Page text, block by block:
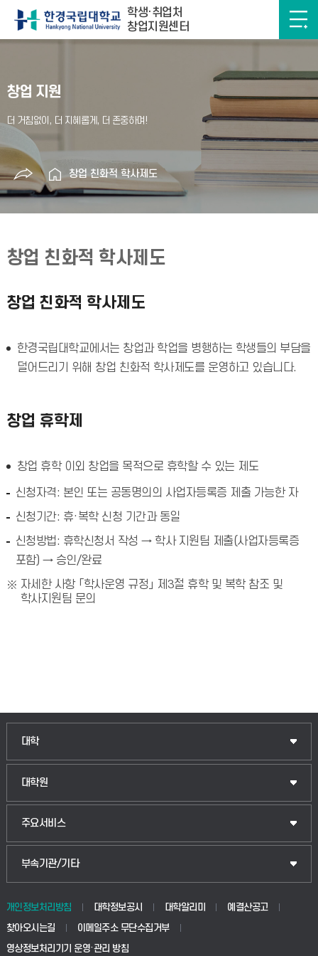
학생·취업처
창업지원센터
창업 지원
창업 친화적 학사제도
창업 친화적 학사제도
창업 친화적 학사제도
한경국립대학교에서는 창업과 학업을 병행하는 학생들의 부담을
덜어드리기 위해 창업 친화적 학사제도를 운영하고 있습니다.
창업 휴학제
창업 휴학 이외 창업을 목적으로 휴학할 수 있는 제도
신청자격: 본인 또는 공동명의의 사업자등록증 제출 가능한 자
신청기간: 휴·복학 신청 기간과 동일
신청방법: 휴학신청서 작성 → 학사 지원팀 제출(사업자등록증
포함) → 승인/완료
자세한 사항 「학사운영 규정」 제3절 휴학 및 복학 참조 및
학사지원팀 문의
대학
인문융합공공인재학부
법경영학부
생명공학부
대학원
일반대학원
산업대학원
공공정책대학원
교육대학원
주요서비스
입학안내
웹메일
학사시스템(전문학사 및 전공심화)
부속기관/기타
중앙도서관
학생생활관(안성)
개인정보처리방침 대학정보공시 대학알리미
예결산공고
찾아오시는길
이메일주소 무단수집거부
영상정보처리기기 운영·관리 방침